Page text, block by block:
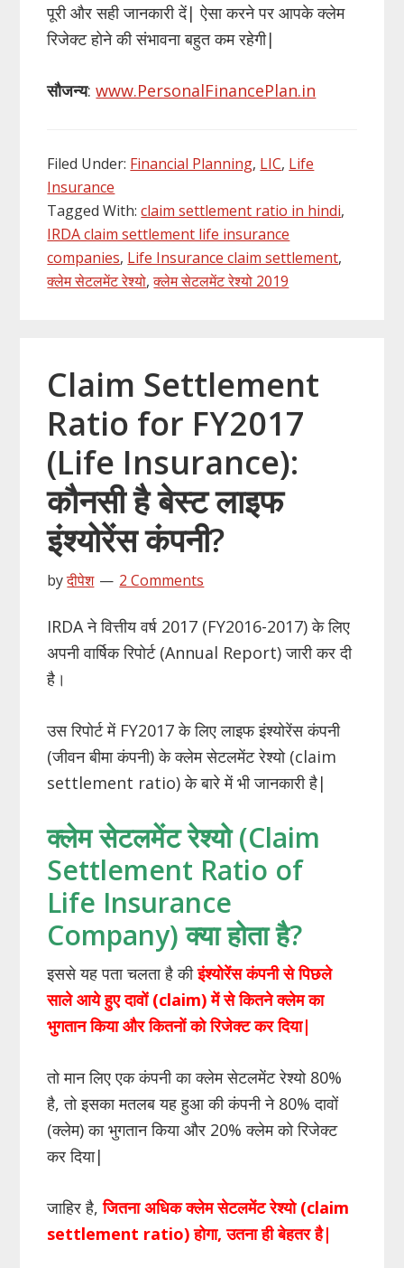
पूरी और सही जानकारी दें| ऐसा करने पर आपके क्लेम
रिजेक्ट होने की संभावना बहुत कम रहेगी|
सौजन्य:www.PersonalFinancePlan.in
Filed Under: Financial Planning, LIC, Life
Insurance
Tagged With:claim settlement ratio in hindi,
IRDA claim settlement life insurance
companies, Life Insurance claim settlement,
क्लेम सेटलमेंट रेश्यो,क्लेम सेटलमेंट रेश्यो 2019
Claim Settlement
Ratio for FY2017
(Life Insurance):
कौनसी है बेस्ट लाइफ
इंश्योरेंस कंपनी?
byदीपेश 2 Comments
IRDA ने वित्तीय वर्ष 2017 (FY2016-2017) के लिए
अपनी वार्षिक रिपोर्ट (Annual Report) जारी कर दी
है।
उस रिपोर्ट में FY2017 के लिए लाइफ इंश्योरेंस कंपनी
(जीवन बीमा कंपनी) के क्लेम सेटलमेंट रेश्यो (claim
settlement ratio) के बारे में भी जानकारी है|
क्लेम सेटलमेंट रेश्यो (Claim
Settlement Ratio of
Life Insurance
Company) क्या होता है?
इससे यह पता चलता है कीइंश्योरेंस कंपनी से पिछले
साले आये हुए दावों (claim) में से कितने क्लेम का
भुगतान किया और कितनों को रिजेक्ट कर दिया|
तो मान लिए एक कंपनी का क्लेम सेटलमेंट रेश्यो 80%
है, तो इसका मतलब यह हुआ की कंपनी ने 80% दावों
(क्लेम) का भुगतान किया और 20% क्लेम को रिजेक्ट
कर दिया|
जाहिर है,जितना अधिक क्लेम सेटलमेंट रेश्यो (claim
settlement ratio) होगा, उतना ही बेहतर है|